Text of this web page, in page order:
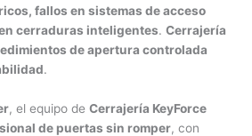
fallos en sistemas de acceso
cerraduras inteligentes. Cerrajería
de apertura controlada
.
, el equipo de Cerrajería KeyForce
de puertas sin romper, con